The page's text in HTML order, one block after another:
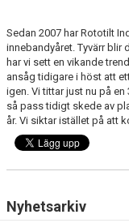
Sedan 2007 har Rototilt
innebandyåret. Tyvärr blir
har vi sett en vikande
ansåg tidigare i höst att
igen. Vi tittar just nu på
så pass tidigt skede av
år. Vi siktar istället på att
Nyhetsarkiv